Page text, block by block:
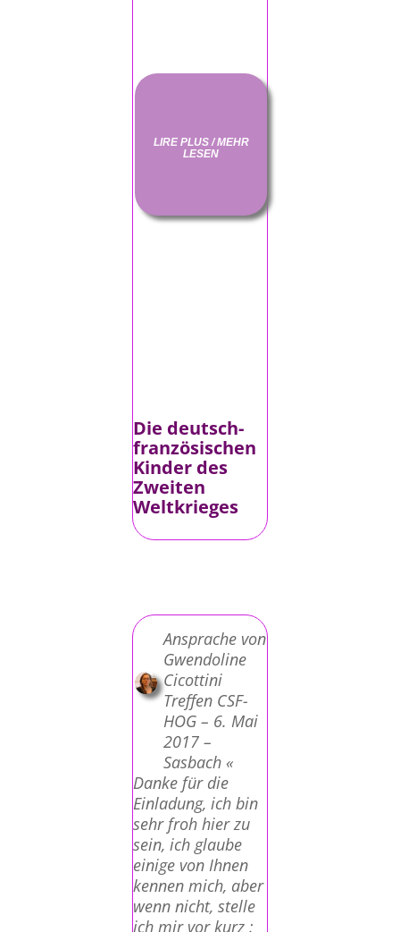
LIRE PLUS / MEHR
LESEN
Die deutsch-
französischen
Kinder des
Zweiten
Weltkrieges
Ansprache von
Gwendoline
Cicottini
Treffen CSF-
HOG – 6. Mai
2017 –
Sasbach «
Danke für die
Einladung, ich bin
sehr froh hier zu
sein, ich glaube
einige von Ihnen
kennen mich, aber
wenn nicht, stelle
ich mir vor kurz :